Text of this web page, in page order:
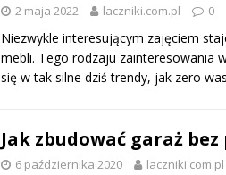
2 maja 2022 laczniki.com.pl 0
Niezwykle interesującym zajęciem
mebli. Tego rodzaju zainteresowania
się w tak silne dziś trendy, jak zero
Jak zbudować garaż
6 października 2020 laczniki.com.pl